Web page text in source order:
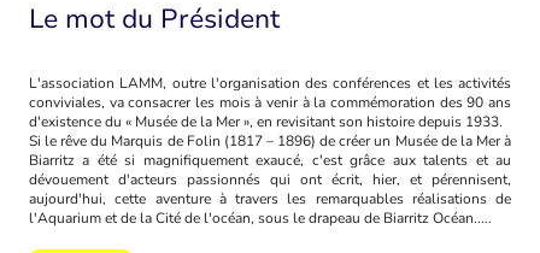
Le mot du Président
L'association LAMM, outre l'organisation des conférences et les activités
conviviales, va consacrer les mois à venir à la commémoration des 90 ans
d'existence du « Musée de la Mer », en revisitant son histoire depuis 1933.
Si le rêve du Marquis de Folin (1817 – 1896) de créer un Musée de la Mer à
Biarritz a été si magnifiquement exaucé, c'est grâce aux talents et au
dévouement d'acteurs passionnés qui ont écrit, hier, et pérennisent,
aujourd'hui, cette aventure à travers les remarquables réalisations de
l'Aquarium et de la Cité de l'océan, sous le drapeau de Biarritz Océan.....